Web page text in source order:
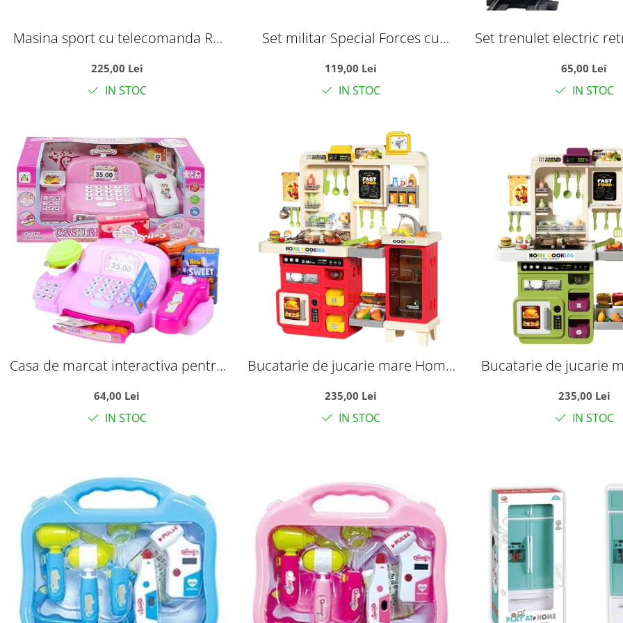
Masina sport cu telecomanda RC
acumulator, scara 1:14, +6 ani
225,00 Lei
IN STOC
Set militar Special Forces cu
militara si vehicule, +3 ani
119,00 Lei
IN STOC
Set trenulet electric
european
65,00 Lei
IN STOC
Casa de marcat interactiva pentru
accesorii, roz, +3 ani
64,00 Lei
IN STOC
Bucatarie de jucarie mare Home
accesorii, rosu, 100 cm, +3 ani
235,00 Lei
IN STOC
Bucatarie de jucarie
accesorii, verde, 100
235,00 Lei
IN STOC